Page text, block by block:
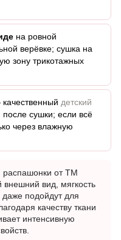
на ровной
верёвке; сушка на
зону трикотажных
детский
сушки; если всё
через влажную
распашонки от ТМ
внешний вид, мягкость
подойдут для
качеству ткани
интенсивную